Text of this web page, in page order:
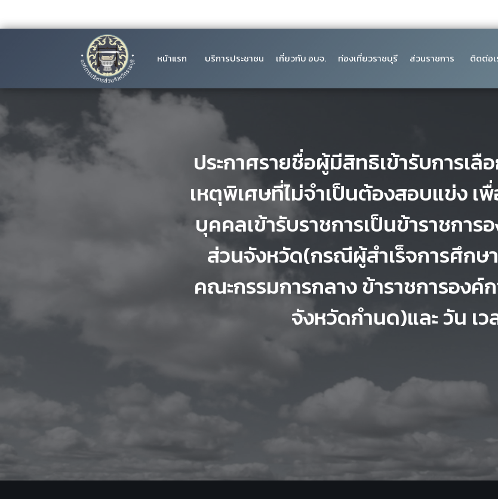
หน้าแรก บริการประชาชน เกี่ยวกับ อบจ. ท่องเที่ยวราชบุรี ส่วนราชการ ติดต่อเ
ประกาศรายชื่อผู้มีสิทธิเข้ารับการเ
เหตุพิเศษที่ไม่จำเป็นต้องสอบแข่ง เ
บุคคลเข้ารับราชการเป็นข้าราชการ
ส่วนจังหวัด(กรณีผู้สำเร็จการศึก
คณะกรรมการกลาง ข้าราชการองค์
จังหวัดกำนด)และ วัน เว